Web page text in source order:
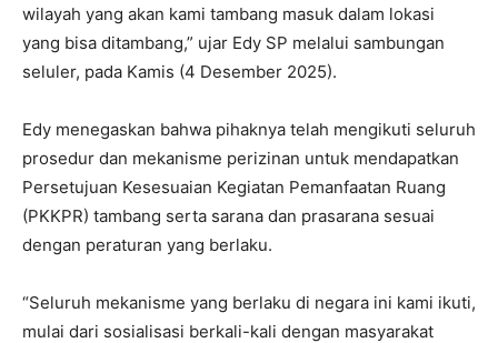
wilayah yang akan kami tambang masuk dalam lokasi
yang bisa ditambang,” ujar Edy SP melalui sambungan
seluler, pada Kamis (4 Desember 2025).
Edy menegaskan bahwa pihaknya telah mengikuti seluruh
prosedur dan mekanisme perizinan untuk mendapatkan
Persetujuan Kesesuaian Kegiatan Pemanfaatan Ruang
(PKKPR) tambang serta sarana dan prasarana sesuai
dengan peraturan yang berlaku.
“Seluruh mekanisme yang berlaku di negara ini kami ikuti,
mulai dari sosialisasi berkali-kali dengan masyarakat